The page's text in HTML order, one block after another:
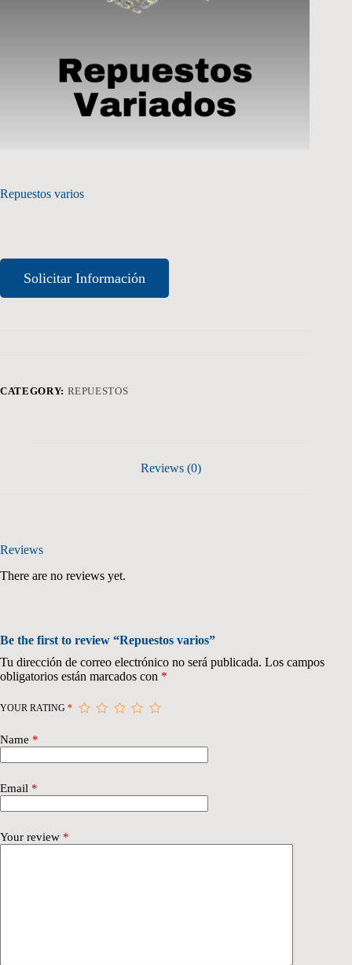
Repuestos varios
Solicitar Información
CATEGORY: REPUESTOS
Reviews (0)
Reviews
There are no reviews yet.
Be the first to review “Repuestos varios”
Tu dirección de correo electrónico no será publicada. Los campos
obligatorios están marcados con *
YOUR RATING *
Name *
Email *
Your review *